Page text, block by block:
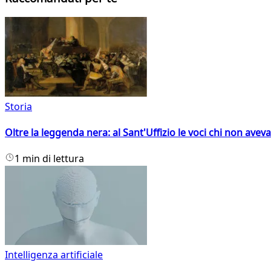
Storia
Oltre la leggenda nera: al Sant'Uffizio le voci chi non
1 min di lettura
Intelligenza artificiale